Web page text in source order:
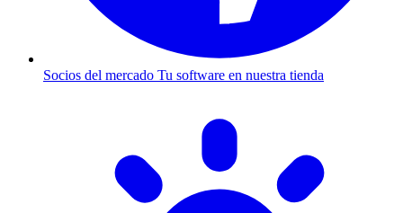
Socios del mercado Tu software en nuestra tienda